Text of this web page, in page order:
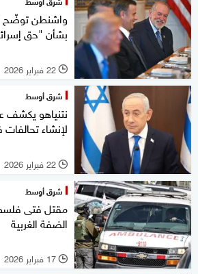
واشنطن توضّح
بشأن "حق
l 22 فبراير 2026
شرق أوسط
نتنياهو يكشف
لإنشاء
l 22 فبراير 2026
شرق أوسط
مقتل فتى
الضفة الغربية
l 17 فبراير 2026